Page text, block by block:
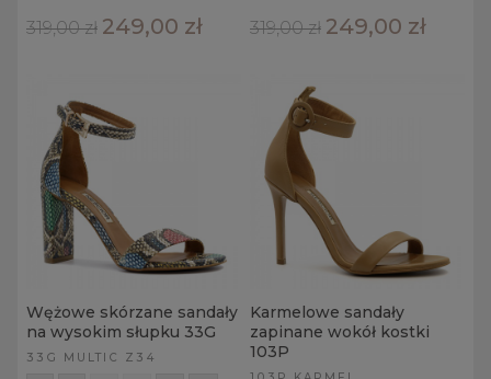
319,00 zł 249,00 zł 319,00 zł 249,00 zł
Wężowe skórzane sandały
na wysokim słupku 33G
33G MULTIC Z34
Karmelowe sandały
zapinane wokół kostki
103P